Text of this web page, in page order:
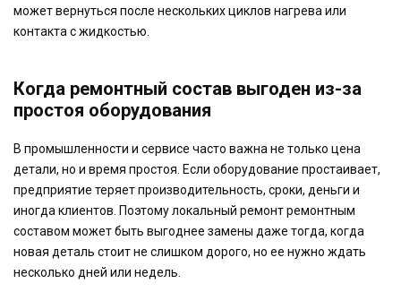
может вернуться после нескольких циклов нагрева или
контакта с жидкостью.
Когда ремонтный состав выгоден из-за
простоя оборудования
В промышленности и сервисе часто важна не только цена
детали, но и время простоя. Если оборудование простаивает,
предприятие теряет производительность, сроки, деньги и
иногда клиентов. Поэтому локальный ремонт ремонтным
составом может быть выгоднее замены даже тогда, когда
новая деталь стоит не слишком дорого, но ее нужно ждать
несколько дней или недель.